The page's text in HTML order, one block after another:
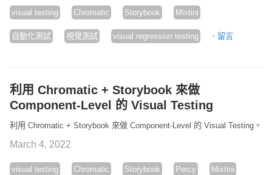
visual testing Chromatic Storybook Mixtini
自動化測試 視覺測試 visual regression testing · 留言
利用 Chromatic + Storybook 來做
Component-Level 的 Visual Testing
利用 Chromatic + Storybook 來做 Component-Level 的 Visual Testing。
March 4, 2022
visual testing Chromatic Storybook Percy Mixtini